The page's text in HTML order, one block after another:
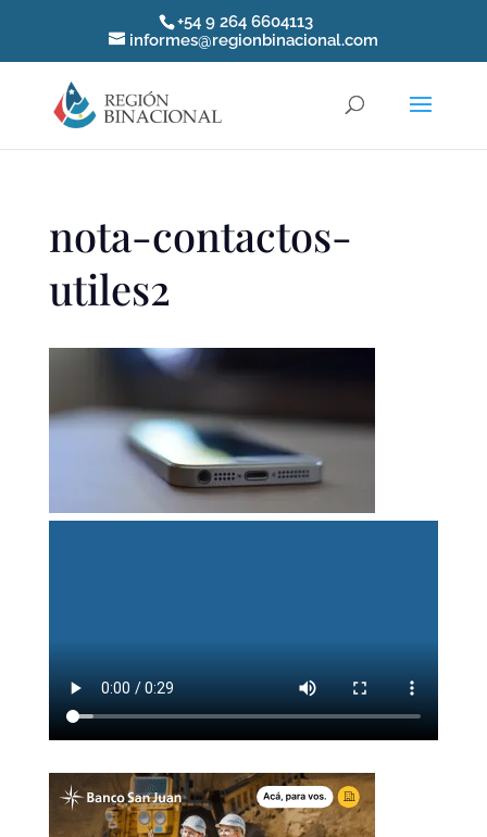
+54 9 264 6604113
informes@regionbinacional.com
nota-contactos-
utiles2